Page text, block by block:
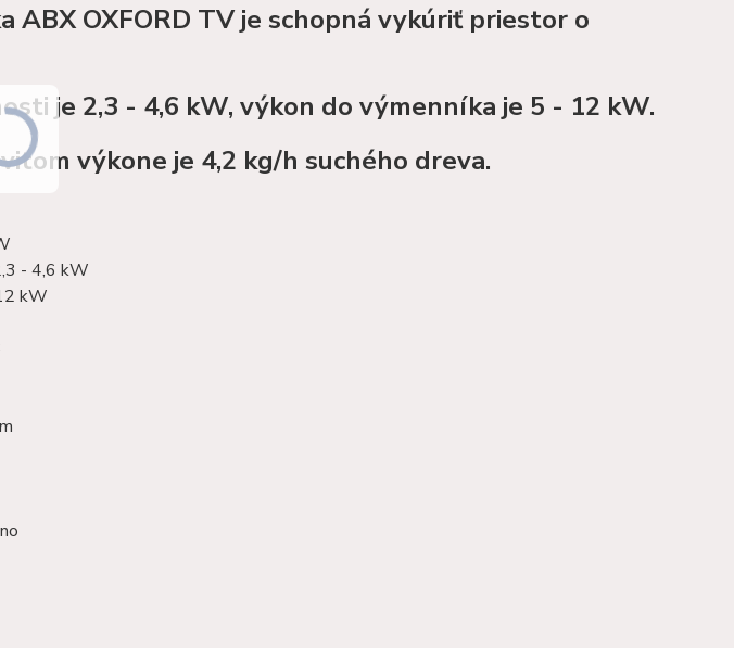
ABX OXFORD TV je schopná vykúriť priestor o
je 2,3 - 4,6 kW, výkon do výmenníka je 5 - 12 kW.
výkone je 4,2 kg/h suchého dreva.
- 4,6 kW
kW